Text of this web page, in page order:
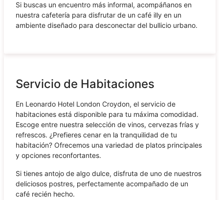
Si buscas un encuentro más informal, acompáñanos en
nuestra cafetería para disfrutar de un café illy en un
ambiente diseñado para desconectar del bullicio urbano.
Servicio de Habitaciones
En Leonardo Hotel London Croydon, el servicio de
habitaciones está disponible para tu máxima comodidad.
Escoge entre nuestra selección de vinos, cervezas frías y
refrescos. ¿Prefieres cenar en la tranquilidad de tu
habitación? Ofrecemos una variedad de platos principales
y opciones reconfortantes.
Si tienes antojo de algo dulce, disfruta de uno de nuestros
deliciosos postres, perfectamente acompañado de un
café recién hecho.